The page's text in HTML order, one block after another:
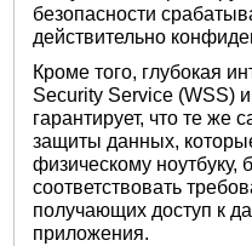
безопасности
действительно
Кроме того, глубокая
Security Service (WSS)
гарантирует, что те же
защиты данных,
физическому ноутбуку,
соответствовать
получающих доступ к
приложения.